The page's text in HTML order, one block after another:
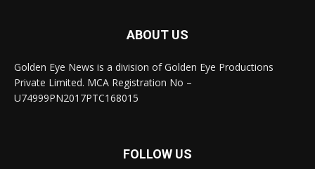
ABOUT US
Golden Eye News is a division of Golden Eye Productions
Private Limited. MCA Registration No –
U74999PN2017PTC168015
FOLLOW US